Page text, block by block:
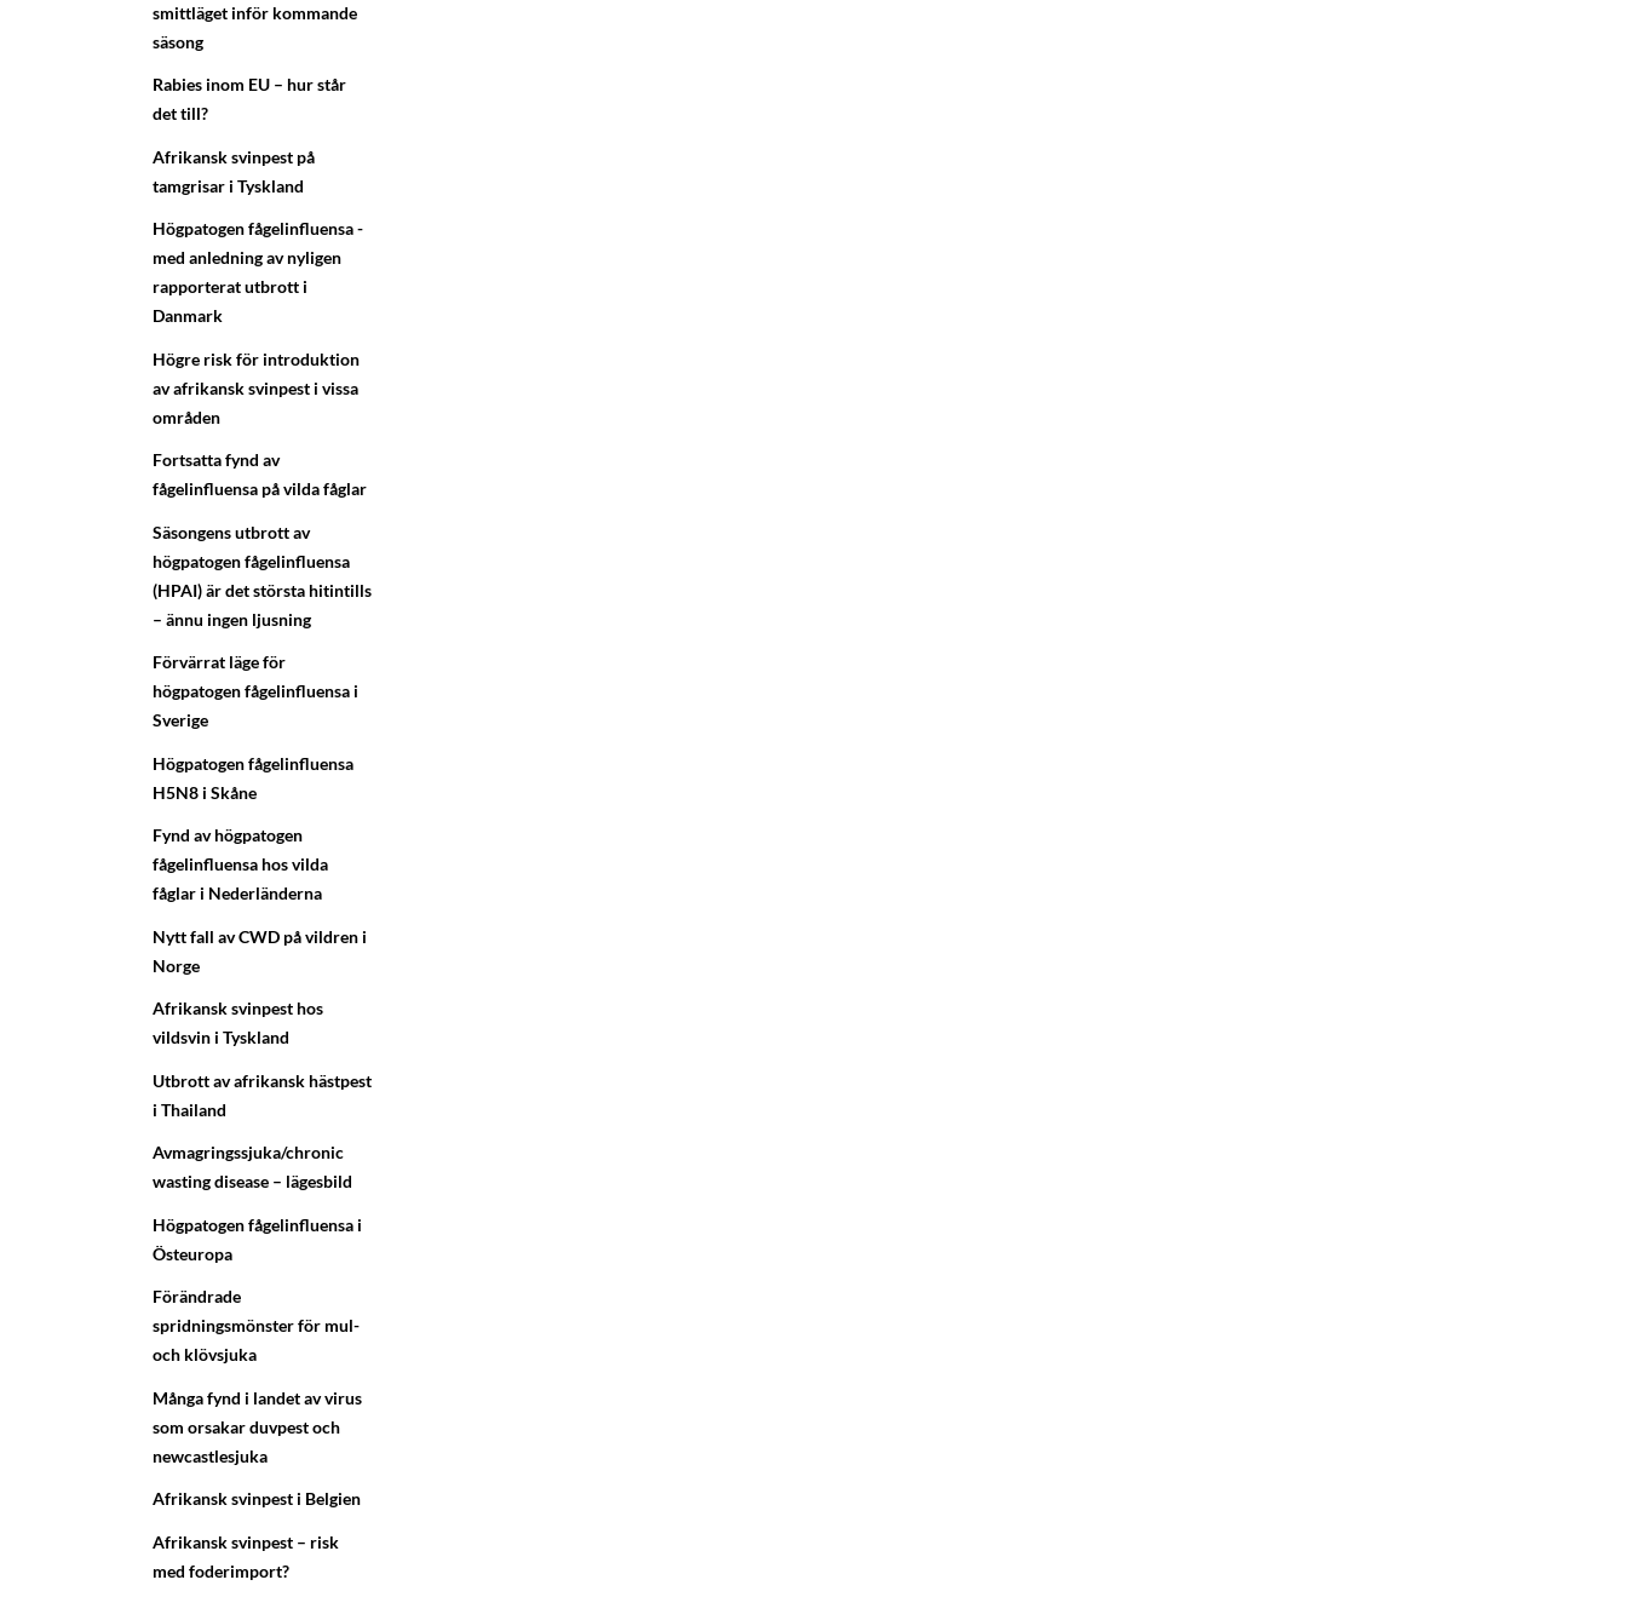
smittläget inför kommande
säsong
Rabies inom EU – hur står
det till?
Afrikansk svinpest på
tamgrisar i Tyskland
Högpatogen fågelinfluensa -
med anledning av nyligen
rapporterat utbrott i
Danmark
Högre risk för introduktion
av afrikansk svinpest i vissa
områden
Fortsatta fynd av
fågelinfluensa på vilda fåglar
Säsongens utbrott av
högpatogen fågelinfluensa
(HPAI) är det största hitintills
– ännu ingen ljusning
Förvärrat läge för
högpatogen fågelinfluensa i
Sverige
Högpatogen fågelinfluensa
H5N8 i Skåne
Fynd av högpatogen
fågelinfluensa hos vilda
fåglar i Nederländerna
Nytt fall av CWD på vildren i
Norge
Afrikansk svinpest hos
vildsvin i Tyskland
Utbrott av afrikansk hästpest
i Thailand
Avmagringssjuka/chronic
wasting disease – lägesbild
Högpatogen fågelinfluensa i
Östeuropa
Förändrade
spridningsmönster för mul-
och klövsjuka
Många fynd i landet av virus
som orsakar duvpest och
newcastlesjuka
Afrikansk svinpest i Belgien
Afrikansk svinpest – risk
med foderimport?